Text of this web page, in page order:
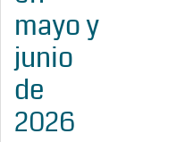
mayo y
junio
de
2026